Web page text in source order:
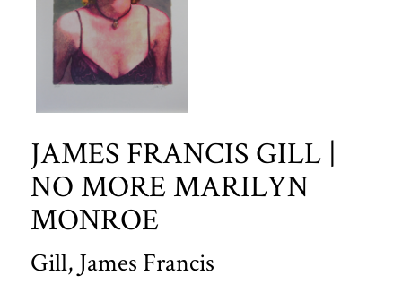
JAMES FRANCIS GILL |
NO MORE MARILYN
MONROE
Gill, James Francis